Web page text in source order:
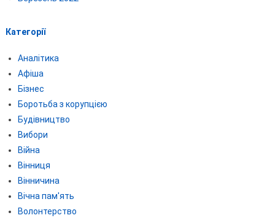
Категорії
Аналітика
Афіша
Бізнес
Боротьба з корупцією
Будівництво
Вибори
Війна
Вінниця
Вінничина
Вічна пам'ять
Волонтерство